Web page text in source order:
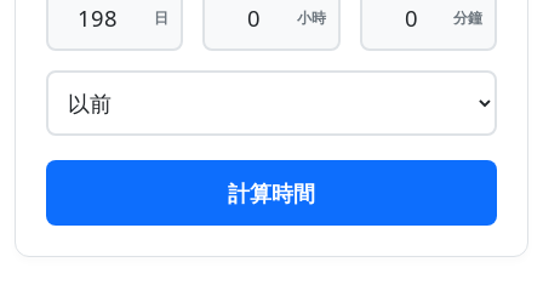
以前
20/1/2026
以後
20/2/2027
199 日
19/1/2026 21/2/2027
以前
200 日
以後
日 小時 分鐘
計算時間